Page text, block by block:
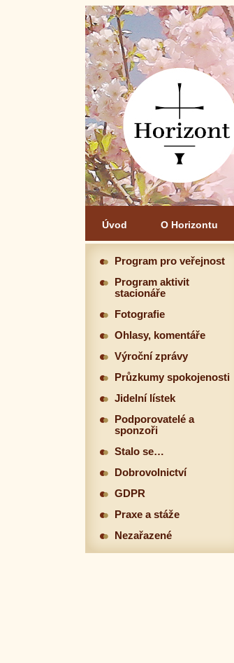
Úvod O Horizontu
Program pro veřejnost
Program aktivit
stacionáře
Fotografie
Ohlasy, komentáře
Výroční zprávy
Průzkumy spokojenosti
Jidelní lístek
Podporovatelé a
sponzoři
Stalo se…
Dobrovolnictví
GDPR
Praxe a stáže
Nezařazené